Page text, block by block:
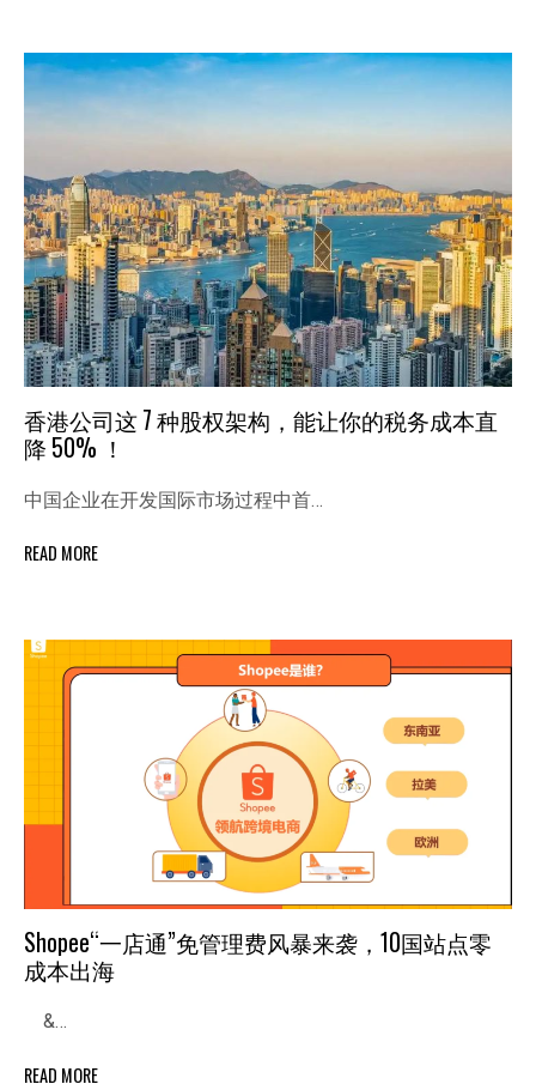
香港公司这 7 种股权架构，能让你的税务成本直
降 50% ！
中国企业在开发国际市场过程中首…
READ MORE
Shopee“一店通”免管理费风暴来袭，10国站点零
成本出海
&…
READ MORE